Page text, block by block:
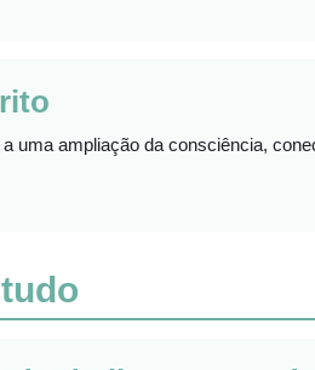
uma ampliação da consciência,